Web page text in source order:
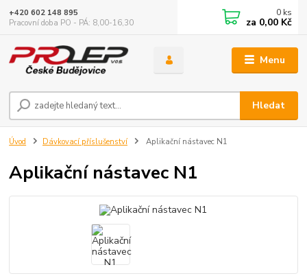
Menu
Hledat
+420 602 148 895
Pracovní doba PO - PÁ: 8,00-16,30
0 ks
za 0,00 Kč
Úvod Dávkovací příslušenství Aplikační nástavec N1
Aplikační nástavec N1